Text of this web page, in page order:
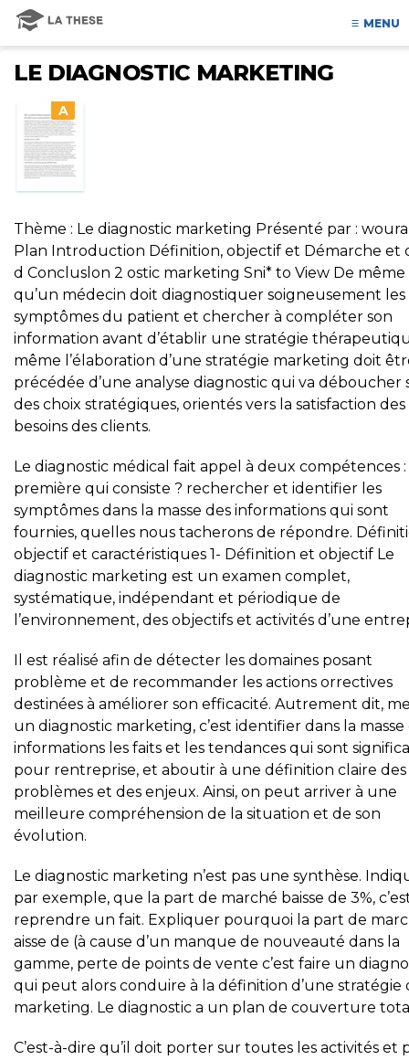
MENU
LE DIAGNOSTIC MARKETING
A
Thème : Le diagnostic marketing Présenté par :
Plan Introduction Définition, objectif et Démarche et
d Concluslon 2 ostic marketing Sni* to View De même
qu’un médecin doit diagnostiquer soigneusement les
symptômes du patient et chercher à compléter son
information avant d’établir une stratégie
même l’élaboration d’une stratégie marketing doit
précédée d’une analyse diagnostic qui va déboucher
des choix stratégiques, orientés vers la satisfaction des
besoins des clients.
Le diagnostic médical fait appel à deux compétences
première qui consiste ? rechercher et identifier les
symptômes dans la masse des informations qui sont
fournies, quelles nous tacherons de répondre.
objectif et caractéristiques 1- Définition et objectif Le
diagnostic marketing est un examen complet,
systématique, indépendant et périodique de
l’environnement, des objectifs et activités d’une
Il est réalisé afin de détecter les domaines posant
problème et de recommander les actions orrectives
destinées à améliorer son efficacité. Autrement dit,
un diagnostic marketing, c’est identifier dans la masse
informations les faits et les tendances qui sont
pour rentreprise, et aboutir à une définition claire des
problèmes et des enjeux. Ainsi, on peut arriver à une
meilleure compréhension de la situation et de son
évolution.
Le diagnostic marketing n’est pas une synthèse.
par exemple, que la part de marché baisse de 3%,
reprendre un fait. Expliquer pourquoi la part de
aisse de (à cause d’un manque de nouveauté dans la
gamme, perte de points de vente c’est faire un
qui peut alors conduire à la définition d’une stratégie
marketing. Le diagnostic a un plan de couverture
C’est-à-dire qu’il doit porter sur toutes les activités et